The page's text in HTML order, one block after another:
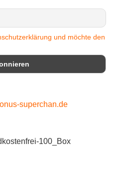
und möchte den